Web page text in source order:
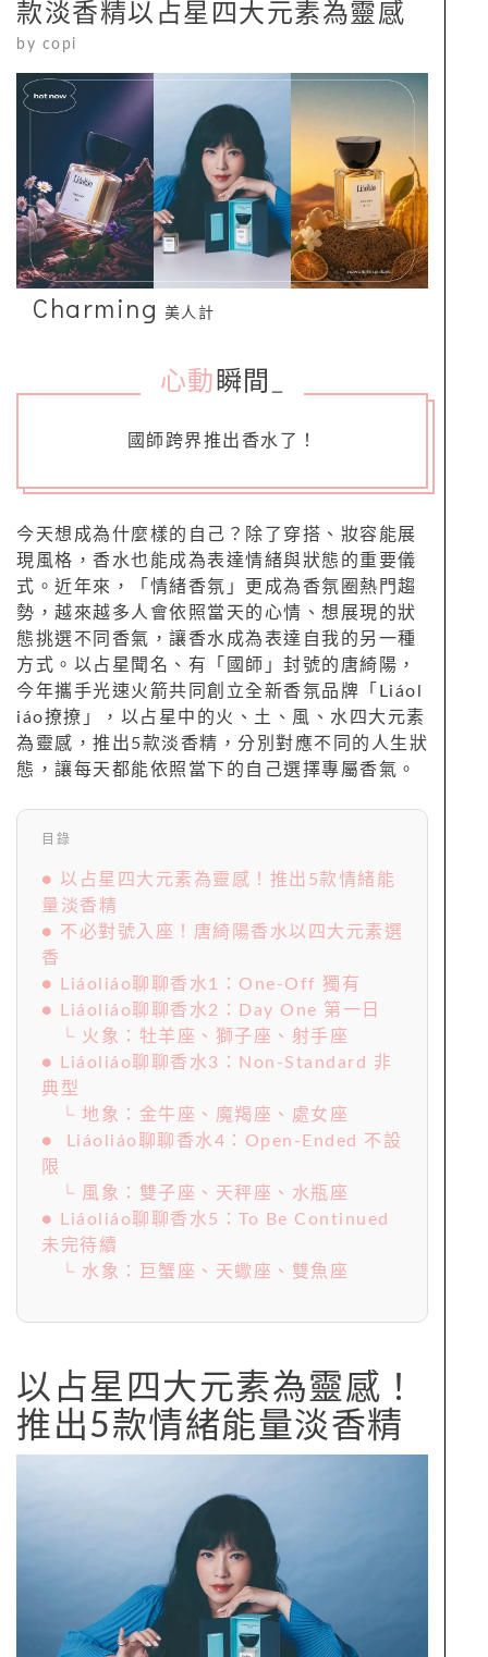
款淡香精以占星四大元素為靈感
by copi
Charming 美人計
心動 瞬間
國師跨界推出香水了！
今天想成為什麼樣的自己？除了穿搭、妝容能展
現風格，香水也能成為表達情緒與狀態的重要儀
式。近年來，「情緒香氛」更成為香氛圈熱門趨
勢，越來越多人會依照當天的心情、想展現的狀
態挑選不同香氣，讓香水成為表達自我的另一種
方式。以占星聞名、有「國師」封號的唐綺陽，
今年攜手光速火箭共同創立全新香氛品牌「Liáol
iáo撩撩」，以占星中的火、土、風、水四大元素
為靈感，推出5款淡香精，分別對應不同的人生狀
態，讓每天都能依照當下的自己選擇專屬香氣。
目錄
● 以占星四大元素為靈感！推出5款情緒能
量淡香精
● 不必對號入座！唐綺陽香水以四大元素選
香
● Liáoliáo聊聊香水1：One-Off 獨有
● Liáoliáo聊聊香水2：Day One 第一日
└ 火象：牡羊座、獅子座、射手座
● Liáoliáo聊聊香水3：Non-Standard 非
典型
└ 地象：金牛座、魔羯座、處女座
● Liáoliáo聊聊香水4：Open-Ended 不設
限
└ 風象：雙子座、天秤座、水瓶座
● Liáoliáo聊聊香水5：To Be Continued
未完待續
└ 水象：巨蟹座、天蠍座、雙魚座
以占星四大元素為靈感！
推出5款情緒能量淡香精